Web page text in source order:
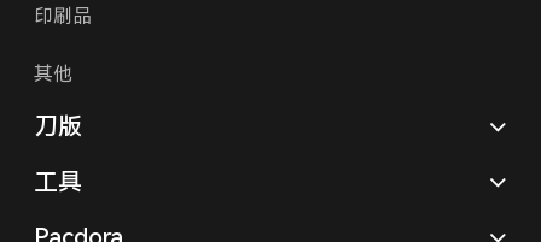
印刷品
其他
刀版
工具